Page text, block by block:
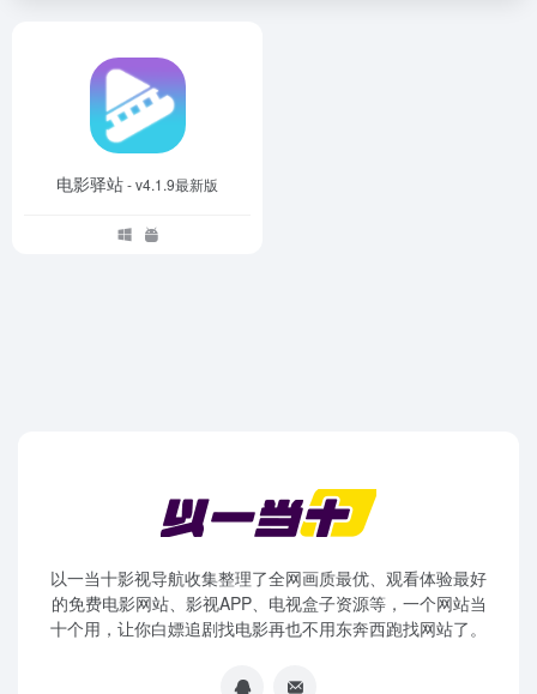
电影驿站- v4.1.9最新版
以一当十影视导航收集整理了全网画质最优、观看体验最好
的免费电影网站、影视APP、电视盒子资源等，一个网站当
十个用，让你白嫖追剧找电影再也不用东奔西跑找网站了。